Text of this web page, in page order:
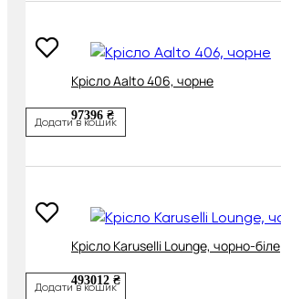
Крісло Aalto 406, чорне
97396 ₴
Додати в кошик
Крісло Karuselli Lounge, чорно-біле
493012 ₴
Додати в кошик